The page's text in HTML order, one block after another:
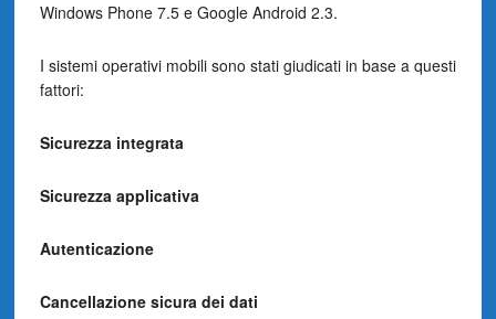
Windows Phone 7.5 e Google Android 2.3.
I sistemi operativi mobili sono stati giudicati in base a questi
fattori:
Sicurezza integrata
Sicurezza applicativa
Autenticazione
Cancellazione sicura dei dati